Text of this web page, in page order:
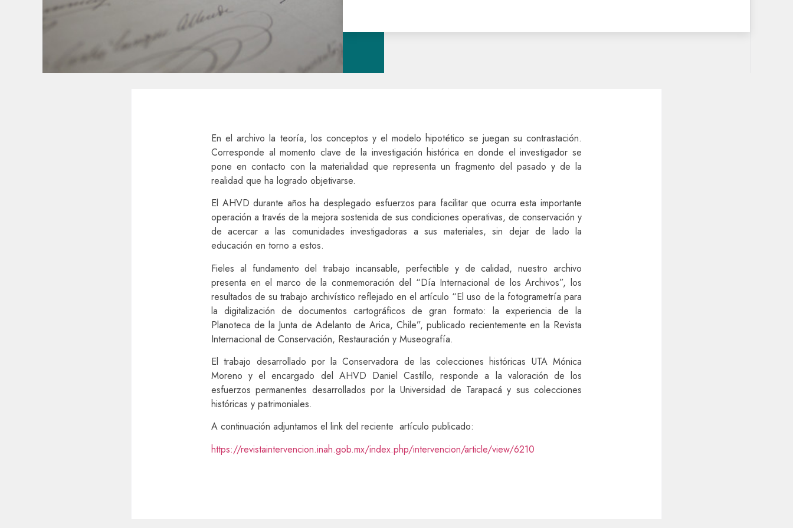
En el archivo la teoría, los conceptos y el modelo hipotético se juegan su contrastación.
Corresponde al momento clave de la investigación histórica en donde el investigador se
pone en contacto con la materialidad que representa un fragmento del pasado y de la
realidad que ha logrado objetivarse.
El AHVD durante años ha desplegado esfuerzos para facilitar que ocurra esta importante
operación a través de la mejora sostenida de sus condiciones operativas, de conservación y
de acercar a las comunidades investigadoras a sus materiales, sin dejar de lado la
educación en torno a estos.
Fieles al fundamento del trabajo incansable, perfectible y de calidad, nuestro archivo
presenta en el marco de la conmemoración del “Día Internacional de los Archivos”, los
resultados de su trabajo archivístico reflejado en el artículo “El uso de la fotogrametría para
la digitalización de documentos cartográficos de gran formato: la experiencia de la
Planoteca de la Junta de Adelanto de Arica, Chile”, publicado recientemente en la Revista
Internacional de Conservación, Restauración y Museografía.
El trabajo desarrollado por la Conservadora de las colecciones históricas UTA Mónica
Moreno y el encargado del AHVD Daniel Castillo, responde a la valoración de los
esfuerzos permanentes desarrollados por la Universidad de Tarapacá y sus colecciones
históricas y patrimoniales.
A continuación adjuntamos el link del reciente artículo publicado:
https://revistaintervencion.inah.gob.mx/index.php/intervencion/article/view/6210